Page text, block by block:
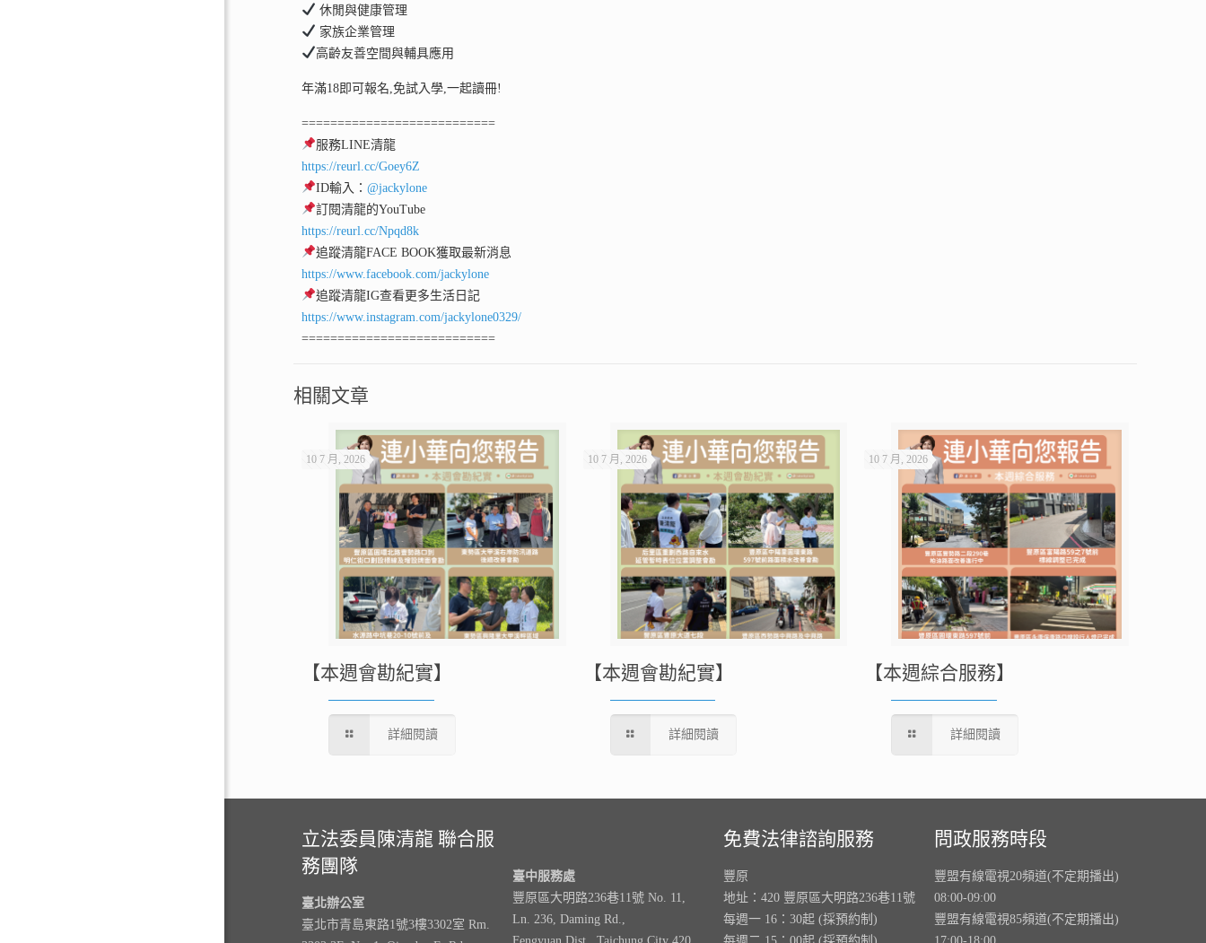
休閒與健康管理
家族企業管理
高齡友善空間與輔具應用
年滿18即可報名,免試入學,一起讀冊!
===========================
服務LINE清龍
https://reurl.cc/Goey6Z
ID輸入：@jackylone
訂閱清龍的YouTube
https://reurl.cc/Npqd8k
追蹤清龍FACE BOOK獲取最新消息
https://www.facebook.com/jackylone
追蹤清龍IG查看更多生活日記
https://www.instagram.com/jackylone0329/
===========================
相關文章
10 7 月, 2026
【本週會勘紀實】
詳細閱讀
10 7 月, 2026
【本週會勘紀實】
詳細閱讀
10 7 月, 2026
【本週綜合服務】
詳細閱讀
立法委員陳清龍 聯合服
務團隊
臺北辦公室
臺北市青島東路1號3樓3302室 Rm.
臺中服務處
豐原區大明路236巷11號 No. 11,
Ln. 236, Daming Rd.,
免費法律諮詢服務
豐原
地址：420 豐原區大明路236巷11號
每週一 16：30起 (採預約制)
問政服務時段
豐盟有線電視20頻道(不定期播出)
08:00-09:00
豐盟有線電視85頻道(不定期播出)